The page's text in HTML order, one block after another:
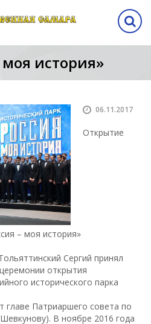
Назад
Программа
Программа выставки
история»
06.11.2017
Открытие
– моя история»
Сергий принял
открытия
исторического парка
главе Патриаршего совета по
В ноябре 2016 года